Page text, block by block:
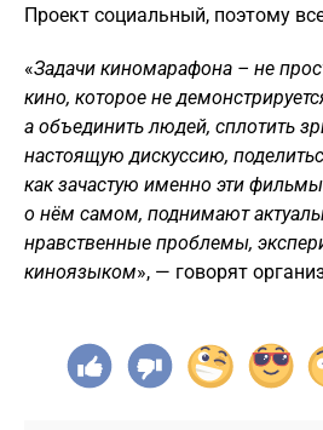
Проект социальный, поэтому
«Задачи киномарафона – не
кино, которое не
а объединить людей, сплотить
настоящую дискуссию,
как зачастую именно эти
о нём самом, поднимают
нравственные проблемы,
киноязыком», — говорят